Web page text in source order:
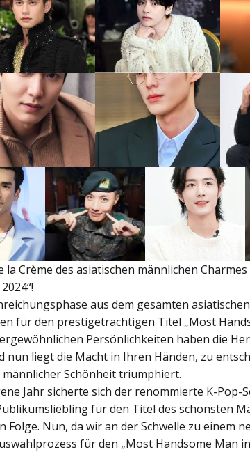
Crème des asiatischen männlichen
aus dem gesamten
für den prestigeträchtigen Titel „Most
Persönlichkeiten haben die
nun liegt die Macht in Ihren Händen, zu
Schönheit triumphiert.
Jahr sicherte sich der renommierte K-Pop-
für den Titel des schönsten
Folge. Nun, da wir an der Schwelle zu einem
für den „Most Handsome Man in